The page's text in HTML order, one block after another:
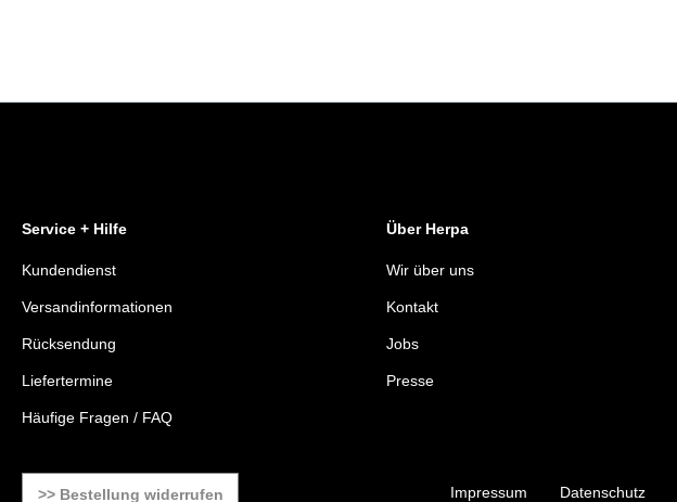
Service + Hilfe
Kundendienst
Versandinformationen
Rücksendung
Liefertermine
Häufige Fragen / FAQ
Über Herpa
Wir über uns
Kontakt
Jobs
Presse
>> Bestellung widerrufen Impressum Datenschutz